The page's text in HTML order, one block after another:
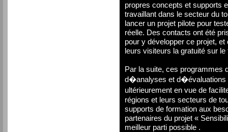
propres concepts et supports
travaillant dans le secteur du
lancer un projet pilote pour
réelle. Des contacts ont été
pour y développer ce projet,
leurs visiteurs la gratuité sur
Par la suite, ces programmes
d�analyses et d�évaluations
ultérieurement en vue de
régions et leurs secteurs de
supports de formation aux
partenaires du projet «
meilleur parti possible .